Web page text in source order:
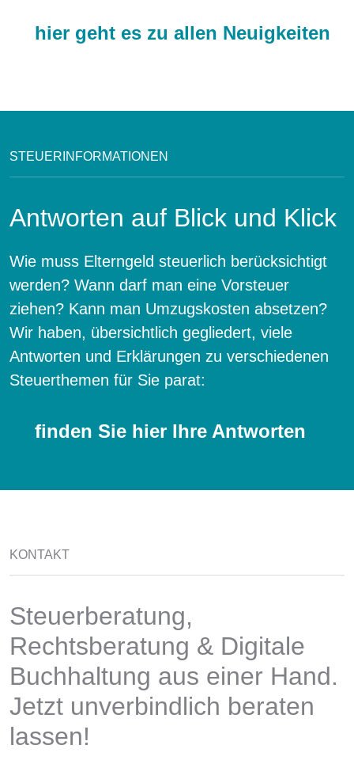
hier geht es zu allen Neuigkeiten
STEUERINFORMATIONEN
Antworten auf Blick und Klick
Wie muss Elterngeld steuerlich berücksichtigt
werden? Wann darf man eine Vorsteuer
ziehen? Kann man Umzugskosten absetzen?
Wir haben, übersichtlich gegliedert, viele
Antworten und Erklärungen zu verschiedenen
Steuerthemen für Sie parat:
finden Sie hier Ihre Antworten
KONTAKT
Steuerberatung,
Rechtsberatung & Digitale
Buchhaltung aus einer Hand.
Jetzt unverbindlich beraten
lassen!